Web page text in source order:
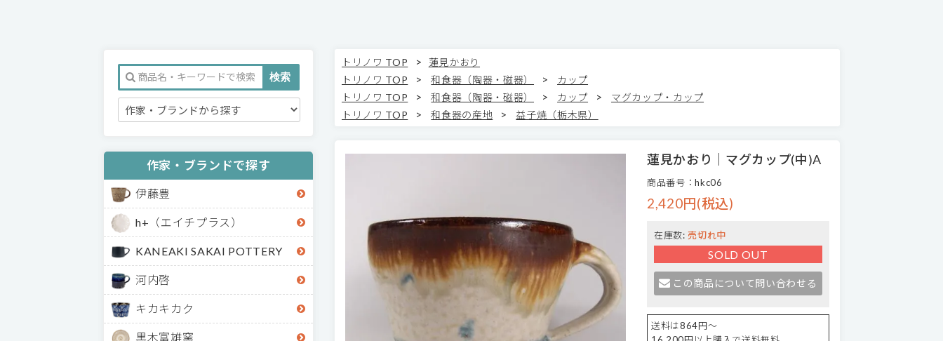
作家・ブランドで探す
伊藤豊
h+（エイチプラス）
KANEAKI SAKAI POTTERY
河内啓
キカキカク
黒木富雄窯
トリノワ TOP >
蓮見かおり
トリノワ TOP
> 和食器（陶器・磁器） >
カップ
トリノワ TOP
> 和食器（陶器・磁器） > カップ >
マグカップ・カップ
トリノワ TOP
> 和食器の産地 > 益子焼（栃木県）
蓮見かおり｜マグカップ(中)A
商品番号：hkc06
2,420円(税込)
在庫数: 売切れ中
SOLD OUT
この商品について問い合わせる
送料は864円～